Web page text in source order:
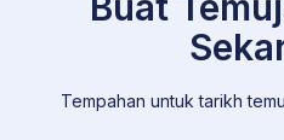
Tempahan untuk tarikh